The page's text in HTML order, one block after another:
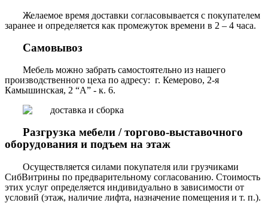
Желаемое время доставки согласовывается с покупателем
заранее и определяется как промежуток времени в 2 – 4 часа.
Самовывоз
Мебель можно забрать самостоятельно из нашего
производственного цеха по адресу: г. Кемерово, 2-я
Камышинская, 2 “А” - к. 6.
Разгрузка мебели / торгово-выставочного
оборудования и подъем на этаж
Осуществляется силами покупателя или грузчиками
СибВитрины по предварительному согласованию. Стоимость
этих услуг определяется индивидуально в зависимости от
условий (этаж, наличие лифта, назначение помещения и т. п.).